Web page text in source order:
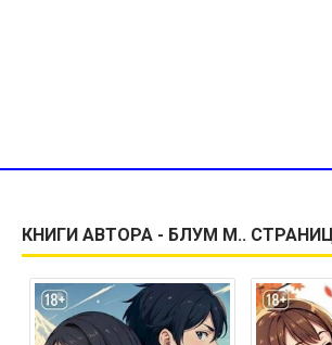
КНИГИ АВТОРА - БЛУМ М..